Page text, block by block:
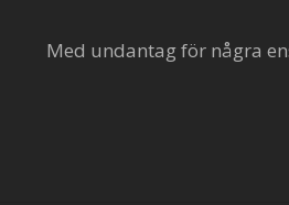
Med undantag för några